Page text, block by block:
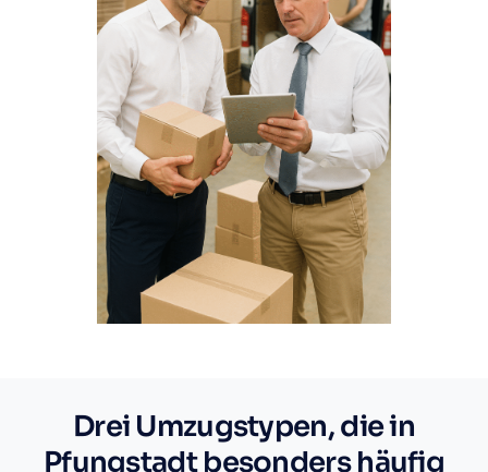
Drei Umzugstypen, die in
Pfungstadt besonders häufig